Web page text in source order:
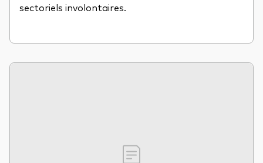
sectoriels involontaires.